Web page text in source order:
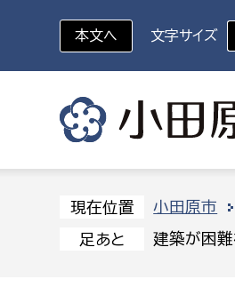
いざというときに
対象者を選択
組織から探す
部に属さない室
本文へ 文字サイズ
現在位置 小田原市
足あと 建築が困